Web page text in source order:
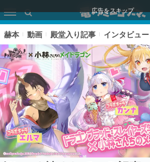
広告をスキップ
赫本 動画 殿堂入り記事 インタビュー